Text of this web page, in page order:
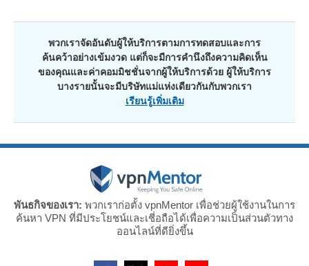
พวกเราจัดอันดับผู้ให้บริการตามการทดสอบและการ
ค้นคว้าอย่างเข้มงวด แต่ก็จะมีการคำนึงถึงความคิดเห็น
ของคุณและค่าคอมมิชชั่นจากผู้ให้บริการด้วย ผู้ให้บริการ
บางรายนั้นจะมีบริษัทแม่แห่งเดียวกันกับพวกเรา
เรียนรู้เพิ่มเติม
พันธกิจของเรา: พวกเราก่อตั้ง vpnMentor เพื่อช่วยผู้ใช้งานในการ
ค้นหา VPN ที่มีประโยชน์และเชี่อถือได้เพื่อความเป็นส่วนตัวทาง
ออนไลน์ที่ดียิ่งขึ้น